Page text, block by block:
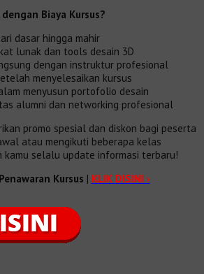
Biaya Kursus?
dasar hingga mahir
lunak dan tools desain 3D
dengan instruktur profesional
menyelesaikan kursus
menyusun portofolio desain
alumni dan networking profesional
promo spesial dan diskon bagi peserta
atau mengikuti beberapa kelas
kamu selalu update informasi terbaru!
Kursus | KLIK DISINI ›